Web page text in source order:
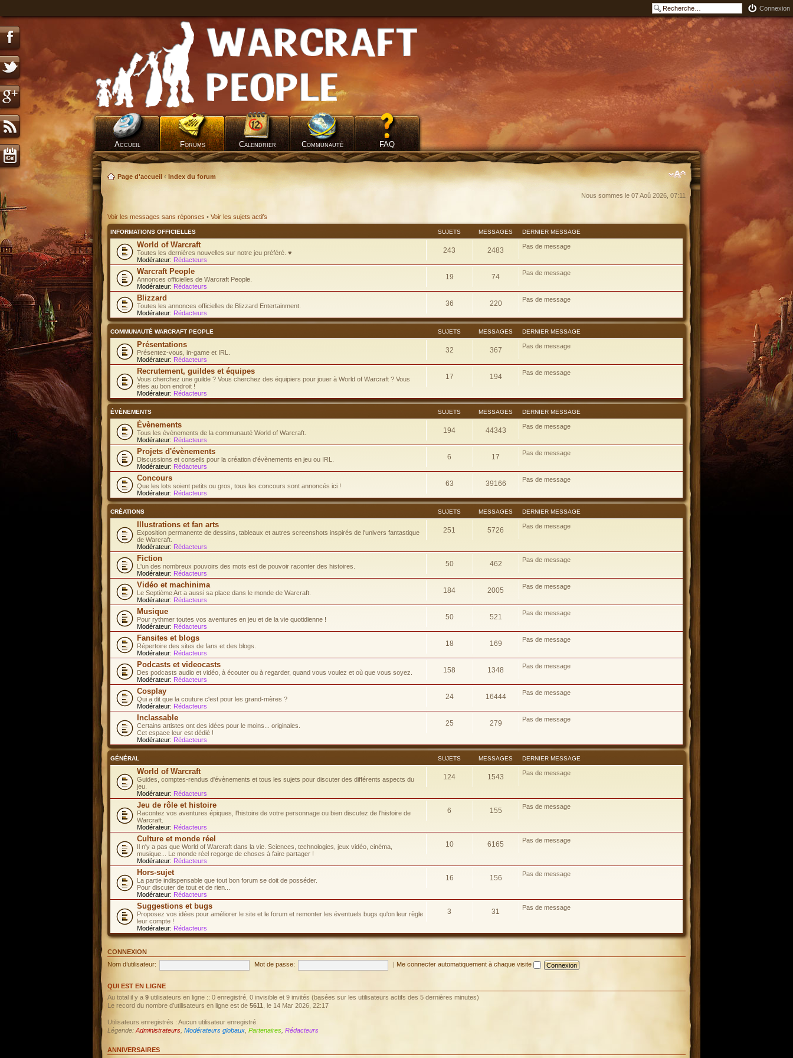
Connexion
Accueil Forums Calendrier Communauté FAQ
Page d'accueil ‹ Index du forum
Nous sommes le 07 Aoû 2026, 07:11
Voir les messages sans réponses • Voir les sujets actifs
INFORMATIONS OFFICIELLES SUJETS MESSAGES DERNIER MESSAGE
World of Warcraft
Toutes les dernières nouvelles sur notre jeu préféré. ♥
Modérateur: Rédacteurs
243 2483 Pas de message
Warcraft People
Annonces officielles de Warcraft People.
Modérateur: Rédacteurs
19 74 Pas de message
Blizzard
Toutes les annonces officielles de Blizzard Entertainment.
Modérateur: Rédacteurs
36 220 Pas de message
COMMUNAUTÉ WARCRAFT PEOPLE SUJETS MESSAGES DERNIER MESSAGE
Présentations
Présentez-vous, in-game et IRL.
Modérateur: Rédacteurs
32 367 Pas de message
Recrutement, guildes et équipes
Vous cherchez une guilde ? Vous cherchez des équipiers pour jouer à World of Warcraft ? Vous
êtes au bon endroit !
Modérateur: Rédacteurs
17 194 Pas de message
ÉVÈNEMENTS SUJETS MESSAGES DERNIER MESSAGE
Évènements
Tous les évènements de la communauté World of Warcraft.
Modérateur: Rédacteurs
194 44343 Pas de message
Projets d'évènements
Discussions et conseils pour la création d'évènements en jeu ou IRL.
Modérateur: Rédacteurs
6 17 Pas de message
Concours
Que les lots soient petits ou gros, tous les concours sont annoncés ici !
Modérateur: Rédacteurs
63 39166 Pas de message
CRÉATIONS SUJETS MESSAGES DERNIER MESSAGE
Illustrations et fan arts
Exposition permanente de dessins, tableaux et autres screenshots inspirés de l'univers fantastique
de Warcraft.
Modérateur: Rédacteurs
251 5726 Pas de message
Fiction
L'un des nombreux pouvoirs des mots est de pouvoir raconter des histoires.
Modérateur: Rédacteurs
50 462 Pas de message
Vidéo et machinima
Le Septième Art a aussi sa place dans le monde de Warcraft.
Modérateur: Rédacteurs
184 2005 Pas de message
Musique
Pour rythmer toutes vos aventures en jeu et de la vie quotidienne !
Modérateur: Rédacteurs
50 521 Pas de message
Fansites et blogs
Répertoire des sites de fans et des blogs.
Modérateur: Rédacteurs
18 169 Pas de message
Podcasts et videocasts
Des podcasts audio et vidéo, à écouter ou à regarder, quand vous voulez et où que vous soyez.
Modérateur: Rédacteurs
158 1348 Pas de message
Cosplay
Qui a dit que la couture c'est pour les grand-mères ?
Modérateur: Rédacteurs
24 16444 Pas de message
Inclassable
Certains artistes ont des idées pour le moins... originales.
Cet espace leur est dédié !
Modérateur: Rédacteurs
25 279 Pas de message
GÉNÉRAL SUJETS MESSAGES DERNIER MESSAGE
World of Warcraft
Guides, comptes-rendus d'évènements et tous les sujets pour discuter des différents aspects du
jeu.
Modérateur: Rédacteurs
124 1543 Pas de message
Jeu de rôle et histoire
Racontez vos aventures épiques, l'histoire de votre personnage ou bien discutez de l'histoire de
Warcraft.
Modérateur: Rédacteurs
6 155 Pas de message
Culture et monde réel
Il n'y a pas que World of Warcraft dans la vie. Sciences, technologies, jeux vidéo, cinéma,
musique... Le monde réel regorge de choses à faire partager !
Modérateur: Rédacteurs
10 6165 Pas de message
Hors-sujet
La partie indispensable que tout bon forum se doit de posséder.
Pour discuter de tout et de rien...
Modérateur: Rédacteurs
16 156 Pas de message
Suggestions et bugs
Proposez vos idées pour améliorer le site et le forum et remonter les éventuels bugs qu'on leur règle
leur compte !
Modérateur: Rédacteurs
3 31 Pas de message
CONNEXION
Nom d’utilisateur:
Mot de passe: Me connecter automatiquement à chaque visite
QUI EST EN LIGNE
Au total il y a 9 utilisateurs en ligne :: 0 enregistré, 0 invisible et 9 invités (basées sur les utilisateurs actifs des 5 dernières minutes)
Le record du nombre d’utilisateurs en ligne est de 5611 , le 14 Mar 2026, 22:17
Utilisateurs enregistrés : Aucun utilisateur enregistré
Légende: Administrateurs Modérateurs globaux Partenaires Rédacteurs
ANNIVERSAIRES